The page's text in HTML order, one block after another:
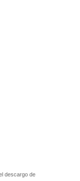
descargo de